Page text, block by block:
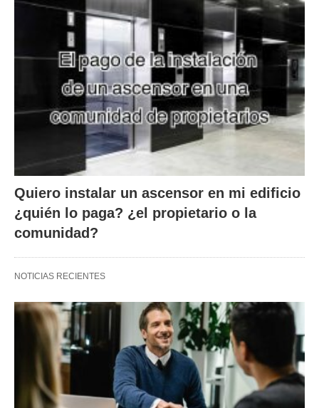
Quiero instalar un ascensor en mi edificio
¿quién lo paga? ¿el propietario o la
comunidad?
NOTICIAS RECIENTES